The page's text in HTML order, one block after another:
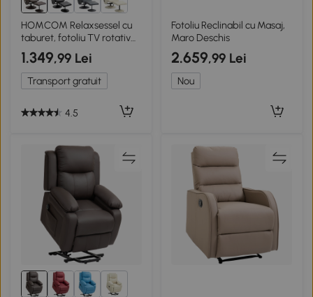
HOMCOM Relaxsessel cu
taburet, fotoliu TV rotativ
cu 10 puncte de masaj,
funcție de culcare, fotoliu
de masaj cu telecomandă,
buzunar lateral, fotoliu TV,
1.349,99 Lei
Transport gratuit
4.5
Fotoliu Reclinabil cu Masaj,
Maro Deschis
2.659,99 Lei
Nou